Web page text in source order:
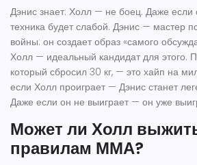
Дэнис знает: Холл — не боец. Даже если
техника будет слабой. Дэнис — мастер
войны: он создает образ «самого
Холл — идеальный кандидат для этого.
который сбросил 30 кг, — это хайп на
если Холл проиграет — Дэнис станет
Даже если он не выиграет — он уже
Может ли Холл
правилам ММА?